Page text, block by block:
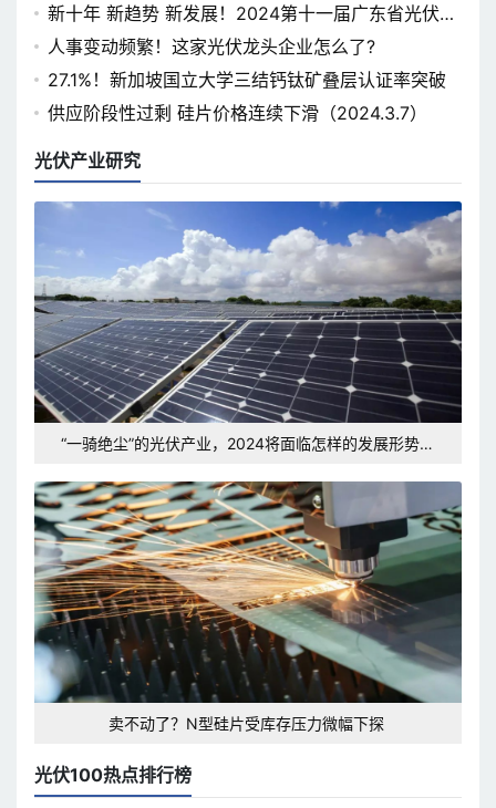
新十年 新趋势 新发展！2024第十一届广东省光伏论
坛即将开幕
人事变动频繁！这家光伏龙头企业怎么了?
27.1%！新加坡国立大学三结钙钛矿叠层认证率突破
供应阶段性过剩 硅片价格连续下滑（2024.3.7）
光伏产业研究
“一骑绝尘”的光伏产业，2024将面临怎样的发展形势和
卖不动了？N型硅片受库存压力微幅下探
光伏100热点排行榜